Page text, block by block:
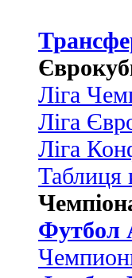
Ліга
Ліга
Ліга
Таблиця
Футбол